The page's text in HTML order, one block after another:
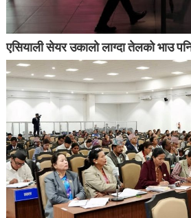
एसियाली सेयर उकालो लाग्दा तेलको भाउ